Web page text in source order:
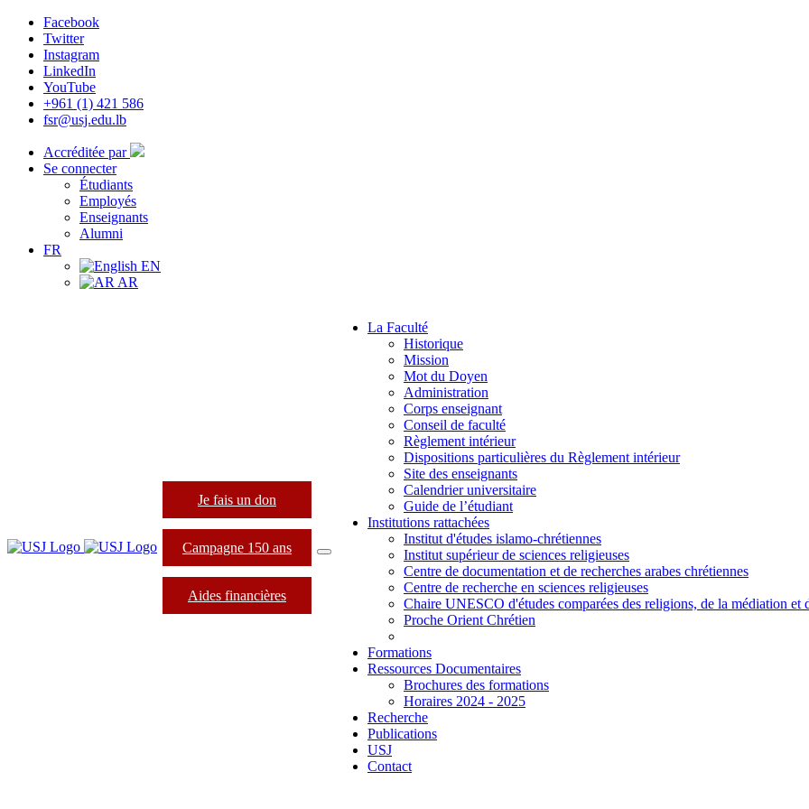
Facebook
Twitter
Instagram
LinkedIn
YouTube
+961 (1) 421 586
fsr@usj.edu.lb
Accréditée par
Se connecter
Étudiants
Employés
Enseignants
Alumni
FR
EN
AR
Je fais un don
Campagne 150 ans
Aides financières
La Faculté
Historique
Mission
Mot du Doyen
Administration
Corps enseignant
Conseil de faculté
Règlement intérieur
Dispositions particulières du Règlement intérieur
Site des enseignants
Calendrier universitaire
Guide de l’étudiant
Institutions rattachées
Institut d'études islamo-chrétiennes
Institut supérieur de sciences religieuses
Centre de documentation et de recherches arabes chrétiennes
Centre de recherche en sciences religieuses
Chaire UNESCO d'études comparées des religions, de la médiation et
Proche Orient Chrétien
Formations
Ressources Documentaires
Brochures des formations
Horaires 2024 - 2025
Recherche
Publications
USJ
Contact